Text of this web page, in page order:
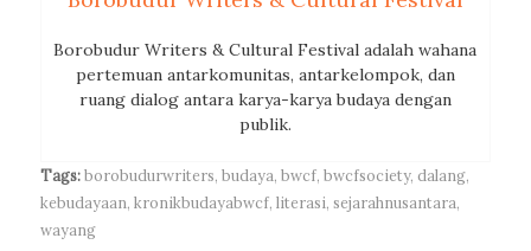
Borobudur Writers & Cultural Festival adalah wahana
pertemuan antarkomunitas, antarkelompok, dan
ruang dialog antara karya-karya budaya dengan
publik.
Tags: borobudurwriters, budaya, bwcf, bwcfsociety, dalang,
kebudayaan, kronikbudayabwcf, literasi, sejarahnusantara,
wayang